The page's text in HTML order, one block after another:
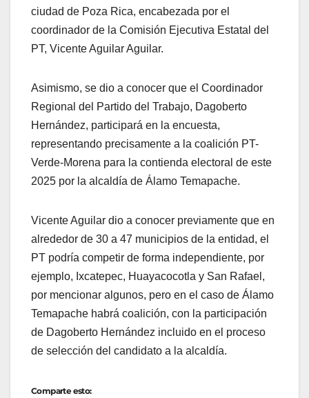
ciudad de Poza Rica, encabezada por el
coordinador de la Comisión Ejecutiva Estatal del
PT, Vicente Aguilar Aguilar.
Asimismo, se dio a conocer que el Coordinador
Regional del Partido del Trabajo, Dagoberto
Hernández, participará en la encuesta,
representando precisamente a la coalición PT-
Verde-Morena para la contienda electoral de este
2025 por la alcaldía de Álamo Temapache.
Vicente Aguilar dio a conocer previamente que en
alrededor de 30 a 47 municipios de la entidad, el
PT podría competir de forma independiente, por
ejemplo, Ixcatepec, Huayacocotla y San Rafael,
por mencionar algunos, pero en el caso de Álamo
Temapache habrá coalición, con la participación
de Dagoberto Hernández incluido en el proceso
de selección del candidato a la alcaldía.
Comparte esto: